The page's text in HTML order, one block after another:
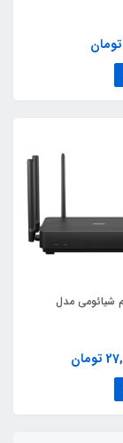
شیائومی مدل